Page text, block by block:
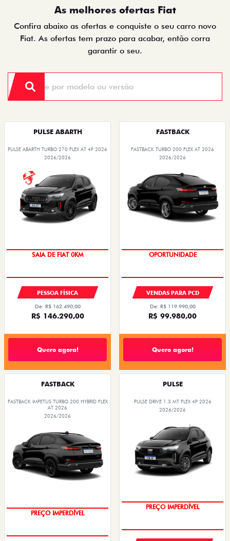
As melhores ofertas Fiat
Confira abaixo as ofertas e conquiste o seu carro novo
Fiat. As ofertas tem prazo para acabar, então corra
garantir o seu.
PULSE ABARTH
PULSE ABARTH TURBO 270 FLEX AT 4P 2026
2026/2026
SAIA DE FIAT 0KM
PESSOA FÍSICA
De: R$ 162.490,00
R$ 146.290,00
Quero agora!
FASTBACK
FASTBACK TURBO 200 FLEX AT 2026
2026/2026
OPORTUNIDADE
VENDAS PARA PCD
De: R$ 119.990,00
R$ 99.980,00
Quero agora!
FASTBACK
FASTBACK IMPETUS TURBO 200 HYBRID FLEX
AT 2026
2026/2026
PREÇO IMPERDÍVEL
PULSE
PULSE DRIVE 1.3 MT FLEX 4P 2026
2026/2026
PREÇO IMPERDÍVEL